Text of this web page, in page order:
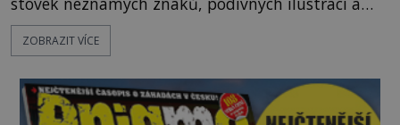
textu, který už téměř dvě století vzdoruje všem
pokusům o rozluštění. Rohoncský kodex patří mezi
jistotou neví, kdo jej napsal, kdy vznikl ani co
vlastně vypráví. Rohoncský kodex se poprvé
ZOBRAZIT VÍCE